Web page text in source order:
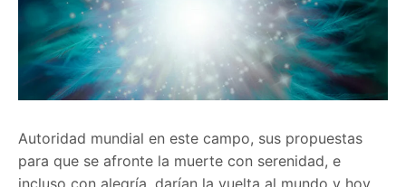
Autoridad mundial en este campo, sus propuestas
para que se afronte la muerte con serenidad, e
incluso con alegría, darían la vuelta al mundo y hoy